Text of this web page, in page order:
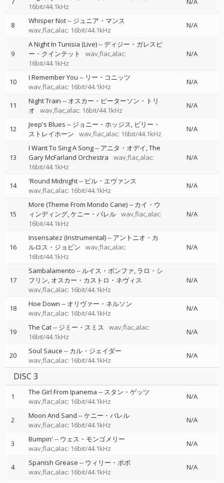
16bit/44.1kHz
8 Whisper Not-- ジュニア・マンス
wav,flac,alac: 16bit/44.1kHz
N/A
9
A Night In Tunisia (Live)--ディジー・ガレスピ
ー・クインテット
wav,flac,alac:
16bit/44.1kHz
N/A
10 I Remember You -- リー・コニッツ
wav,flac,alac: 16bit/44.1kHz
N/A
11 Night Train -- オスカー・ピーターソン・トリ
オ
wav,flac,alac: 16bit/44.1kHz
N/A
12 Jeep's Blues -- ジョニー・ホッジス ビリー・
ストレイホーン
wav,flac,alac: 16bit/44.1kHz
N/A
13
I Want To Sing A Song-- アニタ・オデイ The
Gary McFarland Orchestra
wav,flac,alac:
16bit/44.1kHz
N/A
14 'Round Midnight-- ビル・エヴァンス
wav,flac,alac: 16bit/44.1kHz
N/A
15
More (Theme From Mondo Cane)-- カイ・ウ
ィンディング ケニー・バレル wav,flac,alac:
16bit/44.1kHz
N/A
16
Insensatez (Instrumental)-- アントニオ・カ
ルロス・ジョビン
wav,flac,alac:
16bit/44.1kHz
N/A
17
Sambalamento -- ルイス・ボンファ ラロ・シ
フリン オスカー・カストロ・ネヴィス
wav,flac,alac: 16bit/44.1kHz
N/A
18 Hoe Down -- オリヴァー・ネルソン
wav,flac,alac: 16bit/44.1kHz
N/A
19 The Cat-- ジミー・スミス
wav,flac,alac:
16bit/44.1kHz
N/A
20 Soul Sauce -- カル・ジェイダー
wav,flac,alac: 16bit/44.1kHz
N/A
DISC 3
1 The Girl From Ipanema -- スタン・ゲッツ
wav,flac,alac: 16bit/44.1kHz
N/A
2 Moon And Sand --ケニー・バレル
wav,flac,alac: 16bit/44.1kHz
N/A
3 Bumpin' -- ウェス・モンゴメリー
wav,flac,alac: 16bit/44.1kHz
N/A
4 Spanish Grease -- ウィリー・ボボ
wav,flac,alac: 16bit/44.1kHz
N/A